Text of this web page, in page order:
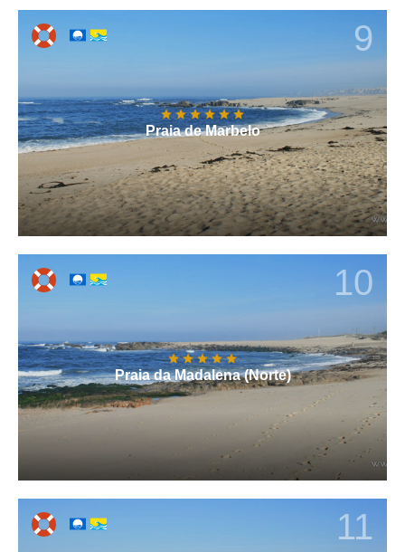
9
Praia de Marbelo
10
Praia da Madalena (Norte)
11